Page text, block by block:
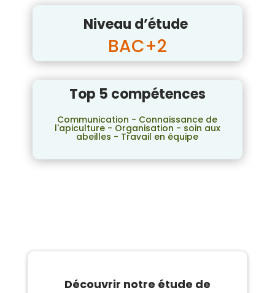
Niveau d’étude
BAC+2
Top 5 compétences
Communication - Connaissance de
l'apiculture - Organisation - soin aux
abeilles - Travail en équipe
Découvrir notre étude de